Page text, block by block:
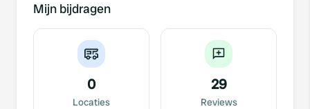
Mijn bijdragen
0
Locaties
29
Reviews